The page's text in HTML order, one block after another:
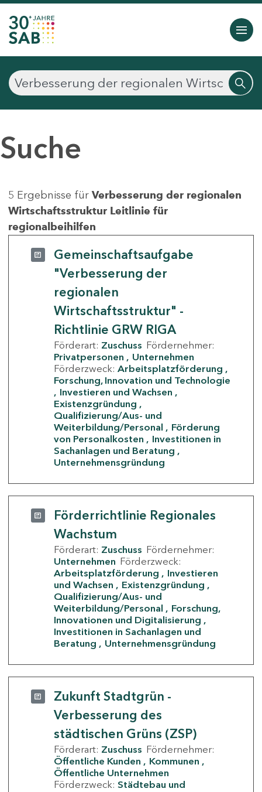
Suche
5 Ergebnisse für Verbesserung der regionalen
Wirtschaftsstruktur Leitlinie für
regionalbeihilfen
Gemeinschaftsaufgabe
"Verbesserung der
regionalen
Wirtschaftsstruktur" -
Richtlinie GRW RIGA
Förderart: Zuschuss Fördernehmer:
Privatpersonen
Unternehmen
Förderzweck: Arbeitsplatzförderung
Forschung, Innovation und Technologie
Investieren und Wachsen
Existenzgründung
Qualifizierung/Aus- und
Weiterbildung/Personal
Förderung
von Personalkosten
Investitionen in
Sachanlagen und Beratung
Unternehmensgründung
Förderrichtlinie Regionales
Wachstum
Förderart: Zuschuss Fördernehmer:
Unternehmen Förderzweck:
Arbeitsplatzförderung
Investieren
und Wachsen
Existenzgründung
Qualifizierung/Aus- und
Weiterbildung/Personal
Forschung,
Innovationen und Digitalisierung
Investitionen in Sachanlagen und
Beratung
Unternehmensgründung
Zukunft Stadtgrün -
Verbesserung des
städtischen Grüns (ZSP)
Förderart: Zuschuss Fördernehmer:
Öffentliche Kunden
Kommunen
Öffentliche Unternehmen
Förderzweck: Städtebau und